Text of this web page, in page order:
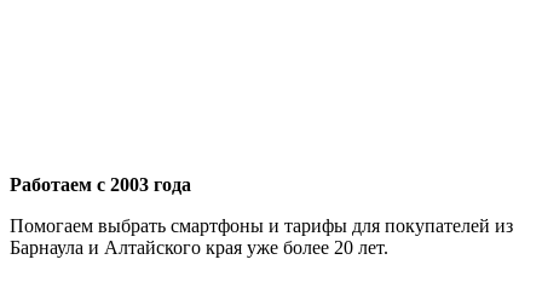
Работаем с 2003 года
Помогаем выбрать смартфоны и тарифы для покупателей из
Барнаула и Алтайского края уже более 20 лет.